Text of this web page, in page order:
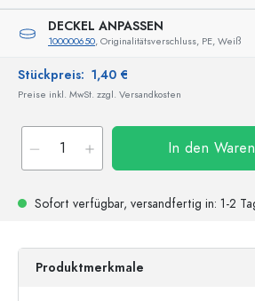
DECKEL ANPASSEN
100000650, Originalitätsverschluss, PE, Weiß
Stückpreis: 1,40 €
Preise inkl. MwSt. zzgl. Versandkosten
In den
Sofort verfügbar, versandfertig in: 1-2
Produktmerkmale